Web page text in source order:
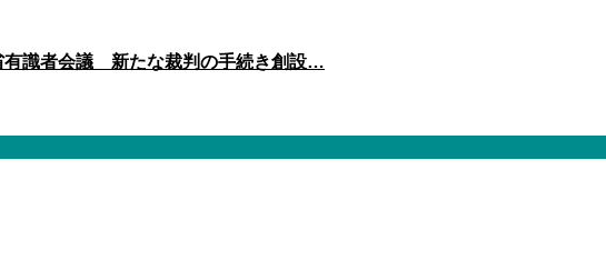
識者会議 新たな裁判の手続き創設…